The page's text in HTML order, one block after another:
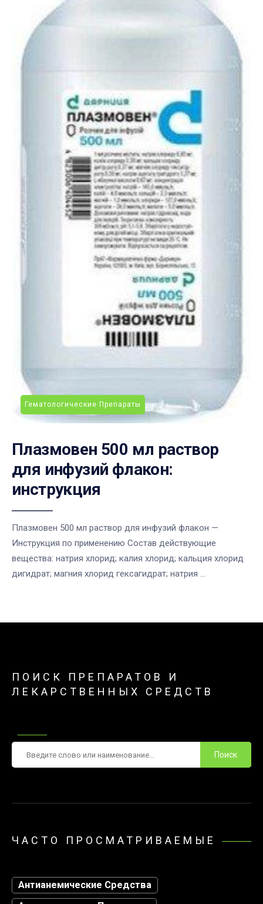
Гематологические Препараты
Плазмовен 500 мл раствор
для инфузий флакон:
инструкция
Плазмовен 500 мл раствор для инфузий флакон —
Инструкция по применению Состав действующие
вещества: натрия хлорид; калия хлорид; кальция хлорид
дигидрат; магния хлорид гексагидрат; натрия ...
ПОИСК ПРЕПАРАТОВ И
ЛЕКАРСТВЕННЫХ СРЕДСТВ
Поиск
ЧАСТО ПРОСМАТРИВАЕМЫЕ
Антианемические Средства